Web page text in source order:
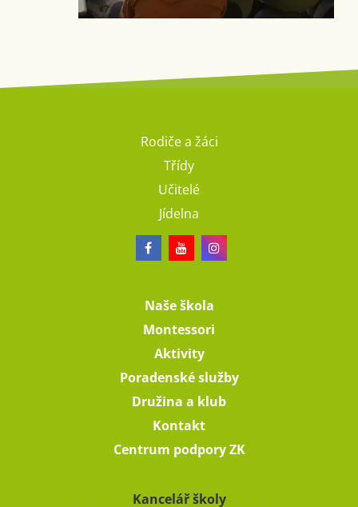
Rodiče a žáci
Třídy
Učitelé
Jídelna
Naše škola
Montessori
Aktivity
Poradenské služby
Družina a klub
Kontakt
Centrum podpory ZK
Kancelář školy